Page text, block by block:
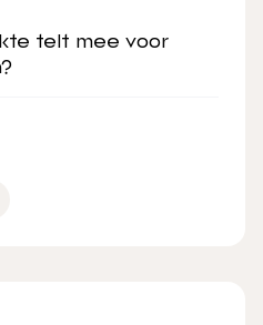
telt mee voor